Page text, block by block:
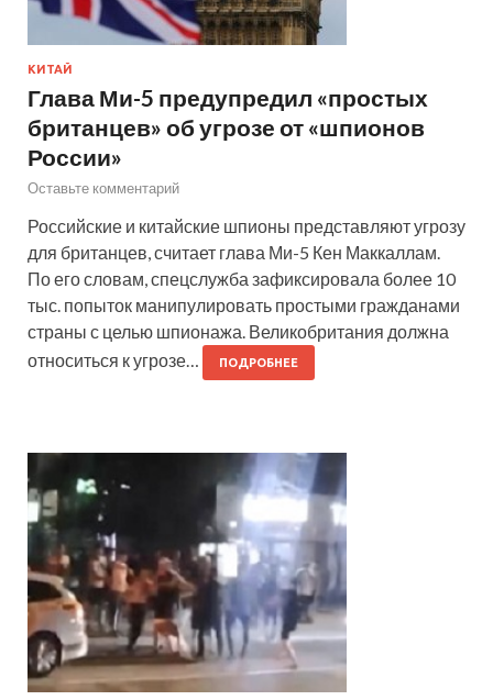
КИТАЙ
Глава Ми-5 предупредил «простых
британцев» об угрозе от «шпионов
России»
Оставьте комментарий
Российские и китайские шпионы представляют угрозу
для британцев, считает глава Ми-5 Кен Маккаллам.
По его словам, спецслужба зафиксировала более 10
тыс. попыток манипулировать простыми гражданами
страны с целью шпионажа. Великобритания должна
относиться к угрозе…
ПОДРОБНЕЕ